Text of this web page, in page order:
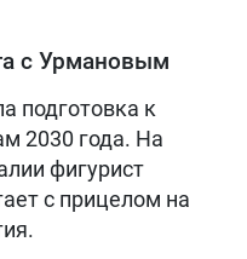
с Урмановым
подготовка к
2030 года. На
фигурист
с прицелом на